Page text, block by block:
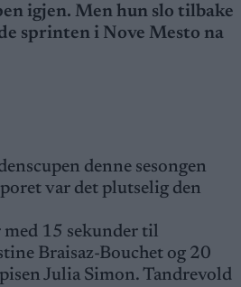
igjen. Men hun slo tilbake
sprinten i Nove Mesto na
denne sesongen
var det plutselig den
med 15 sekunder til
Braisaz-Bouchet og 20
Julia Simon. Tandrevold